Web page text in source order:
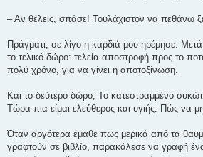
– Αν θέλεις, σπάσε! Τουλάχιστον να πεθάνω
Πράγματι, σε λίγο η καρδιά μου ηρέμησε.
το τελικό δώρο: τελεία αποστροφή προς το
πολύ χρόνο, για να γίνει η αποτοξίνωση.
Και το δεύτερο δώρο; Το κατεστραμμένο
Τώρα πια είμαι ελεύθερος και υγιής. Πώς να
Όταν αργότερα έμαθε πως μερικά από τα
γραφτούν σε βιβλίο, παρακάλεσε να γραφή